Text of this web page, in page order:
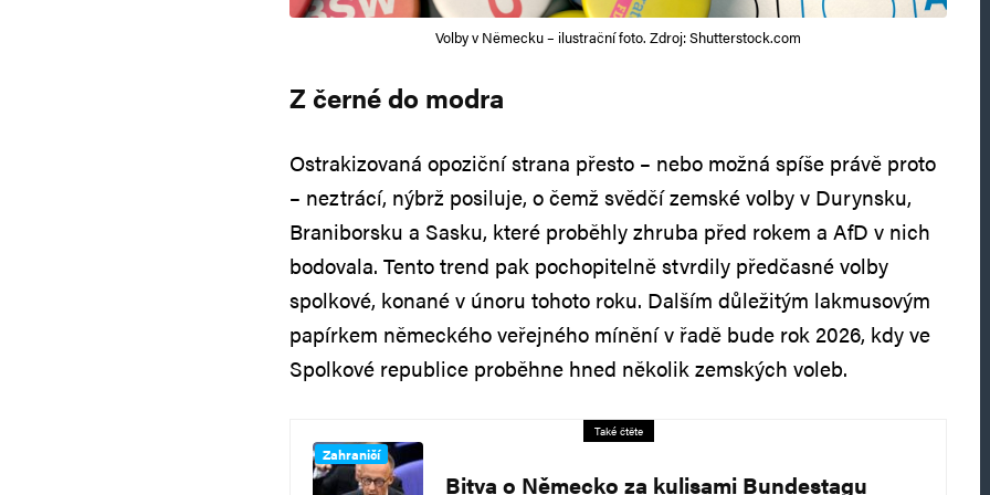
Volby v Německu – ilustrační foto. Zdroj: Shutterstock.com
Z černé do modra
Ostrakizovaná opoziční strana přesto – nebo možná spíše právě proto
– neztrácí, nýbrž posiluje, o čemž svědčí zemské volby v Durynsku,
Braniborsku a Sasku, které proběhly zhruba před rokem a AfD v nich
bodovala. Tento trend pak pochopitelně stvrdily předčasné volby
spolkové, konané v únoru tohoto roku. Dalším důležitým lakmusovým
papírkem německého veřejného mínění v řadě bude rok 2026, kdy ve
Spolkové republice proběhne hned několik zemských voleb.
Také čtěte
Zahraničí
Bitva o Německo za kulisami Bundestagu